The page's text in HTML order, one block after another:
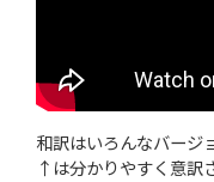
和訳はいろんなバージ
↑は分かりやすく意訳